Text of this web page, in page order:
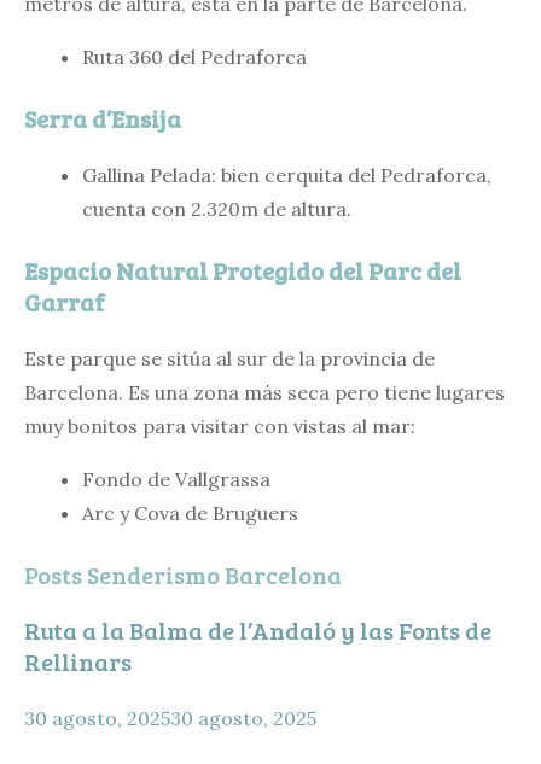
Ruta 360 del Pedraforca
Serra d’Ensija
Gallina Pelada: bien cerquita del Pedraforca,
cuenta con 2.320m de altura.
Espacio Natural Protegido del Parc del
Garraf
Este parque se sitúa al sur de la provincia de
Barcelona. Es una zona más seca pero tiene lugares
muy bonitos para visitar con vistas al mar:
Fondo de Vallgrassa
Arc y Cova de Bruguers
Posts Senderismo Barcelona
Ruta a la Balma de l’Andaló y las Fonts de
Rellinars
30 agosto, 202530 agosto, 2025